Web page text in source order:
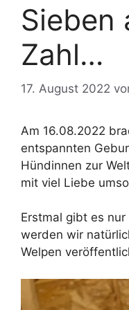
Sieben
Zahl…
17. August 2022
Am 16.08.2022
entspannten
Hündinnen zur
mit viel Liebe
Erstmal gibt es
werden wir
Welpen